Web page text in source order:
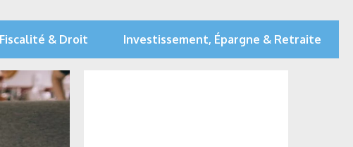
& Droit Investissement, Épargne & Retraite